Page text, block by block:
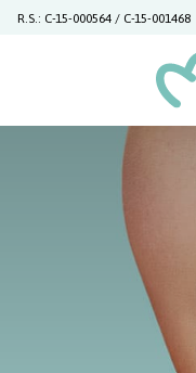
R.S.: C-15-000564 / C-15-001468